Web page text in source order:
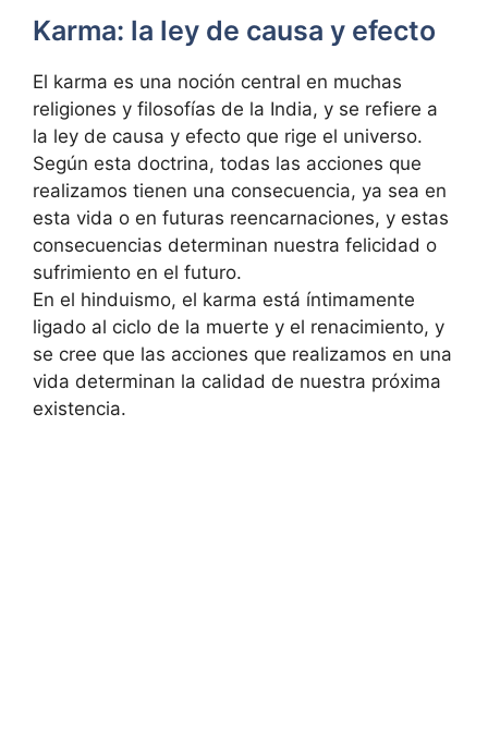
Karma: la ley de causa y efecto
El karma es una noción central en muchas
religiones y filosofías de la India, y se refiere a
la ley de causa y efecto que rige el universo.
Según esta doctrina, todas las acciones que
realizamos tienen una consecuencia, ya sea en
esta vida o en futuras reencarnaciones, y estas
consecuencias determinan nuestra felicidad o
sufrimiento en el futuro.
En el hinduismo, el karma está íntimamente
ligado al ciclo de la muerte y el renacimiento, y
se cree que las acciones que realizamos en una
vida determinan la calidad de nuestra próxima
existencia.